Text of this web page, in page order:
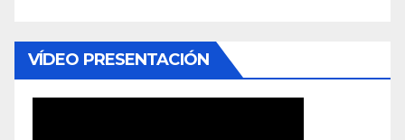
VÍDEO PRESENTACIÓN